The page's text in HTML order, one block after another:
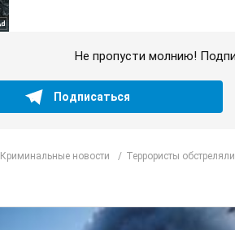
Не пропусти молнию!
Подписаться
Криминальные новости Террористы